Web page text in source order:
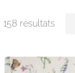
158 résultats